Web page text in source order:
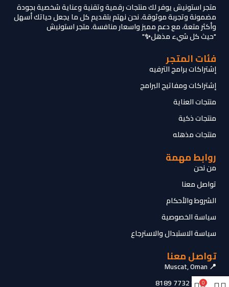
متجر استونيش يوفر لك منتجات رقمية وتقنية وعناية شخصية بجودة
مضمونة وتجربة موثوقة. نحن نهتم بتقديم كل ما يجعل حياتك أسهل
وأكثر متعة، مع دعم مميز واسعار منافسة. متجر استونيش
"حيث كل شيء مذهل✨"
فئات المتجر
إشتراكات برامج الترفيه
إشتراكات ومفاتيح البرامج
منتجات العناية
منتجات ذكية
منتجات مذهله
روابط مهمة
من نحن
تواصل معنا
الشروط والأحكام
سياسة الخصوصية
سياسة الاستبدال والاسترجاع
تواصل معنا
📍 Muscat, Oman
📞 +968 7732 8189
0